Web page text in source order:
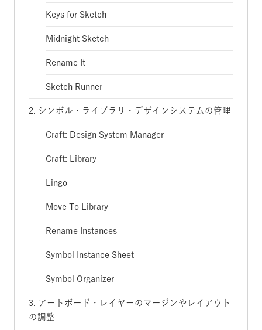
Keys for Sketch
Midnight Sketch
Rename It
Sketch Runner
2. シンボル・ライブラリ・デザインシステムの管理
Craft: Design System Manager
Craft: Library
Lingo
Move To Library
Rename Instances
Symbol Instance Sheet
Symbol Organizer
3. アートボード・レイヤーのマージンやレイアウト
の調整